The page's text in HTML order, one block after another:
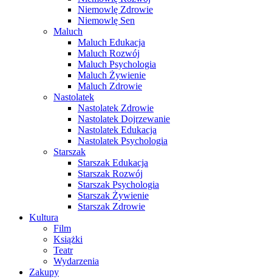
Niemowlę Zdrowie
Niemowlę Sen
Maluch
Maluch Edukacja
Maluch Rozwój
Maluch Psychologia
Maluch Żywienie
Maluch Zdrowie
Nastolatek
Nastolatek Zdrowie
Nastolatek Dojrzewanie
Nastolatek Edukacja
Nastolatek Psychologia
Starszak
Starszak Edukacja
Starszak Rozwój
Starszak Psychologia
Starszak Żywienie
Starszak Zdrowie
Kultura
Film
Książki
Teatr
Wydarzenia
Zakupy